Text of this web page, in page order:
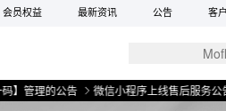
会员权益 最新资讯 公告 客
的公告 微信小程序上线售后服务公告 关